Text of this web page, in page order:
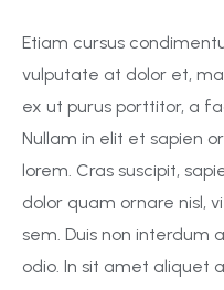
Etiam cursus
vulputate at dolor et,
ex ut purus porttitor, a
Nullam in elit et sapien
lorem. Cras suscipit,
dolor quam ornare nisl,
sem. Duis non interdum
odio. In sit amet aliquet